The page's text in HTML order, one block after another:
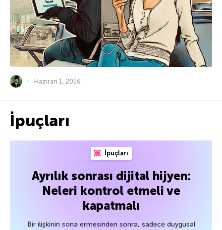
Haziran 1, 2016
İpuçları
İpuçları
Ayrılık sonrası dijital hijyen:
Neleri kontrol etmeli ve
kapatmalı
Bir ilişkinin sona ermesinden sonra, sadece duygusal